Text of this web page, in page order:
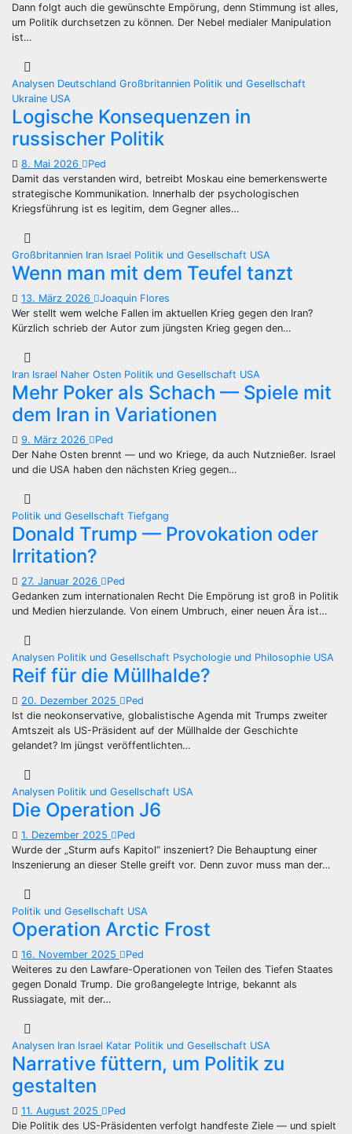
Dann folgt auch die gewünschte Empörung, denn Stimmung ist alles,
um Politik durchsetzen zu können. Der Nebel medialer Manipulation
ist…
Analysen Deutschland Großbritannien Politik und Gesellschaft
Ukraine USA
Logische Konsequenzen in
russischer Politik
8. Mai 2026
Ped
Damit das verstanden wird, betreibt Moskau eine bemerkenswerte
strategische Kommunikation. Innerhalb der psychologischen
Kriegsführung ist es legitim, dem Gegner alles…
Großbritannien Iran Israel Politik und Gesellschaft USA
Wenn man mit dem Teufel tanzt
13. März 2026
Joaquin Flores
Wer stellt wem welche Fallen im aktuellen Krieg gegen den Iran?
Kürzlich schrieb der Autor zum jüngsten Krieg gegen den…
Iran Israel Naher Osten Politik und Gesellschaft USA
Mehr Poker als Schach — Spiele mit
dem Iran in Variationen
9. März 2026
Ped
Der Nahe Osten brennt — und wo Kriege, da auch Nutznießer. Israel
und die USA haben den nächsten Krieg gegen…
Politik und Gesellschaft Tiefgang
Donald Trump — Provokation oder
Irritation?
27. Januar 2026
Ped
Gedanken zum internationalen Recht Die Empörung ist groß in Politik
und Medien hierzulande. Von einem Umbruch, einer neuen Ära ist…
Analysen Politik und Gesellschaft Psychologie und Philosophie USA
Reif für die Müllhalde?
20. Dezember 2025
Ped
Ist die neokonservative, globalistische Agenda mit Trumps zweiter
Amtszeit als US-Präsident auf der Müllhalde der Geschichte
gelandet? Im jüngst veröffentlichten…
Analysen Politik und Gesellschaft USA
Die Operation J6
1. Dezember 2025
Ped
Wurde der „Sturm aufs Kapitol“ inszeniert? Die Behauptung einer
Inszenierung an dieser Stelle greift vor. Denn zuvor muss man der…
Politik und Gesellschaft USA
Operation Arctic Frost
16. November 2025
Ped
Weiteres zu den Lawfare-Operationen von Teilen des Tiefen Staates
gegen Donald Trump. Die großangelegte Intrige, bekannt als
Russiagate, mit der…
Analysen Iran Israel Katar Politik und Gesellschaft USA
Narrative füttern, um Politik zu
gestalten
11. August 2025
Ped
Die Politik des US-Präsidenten verfolgt handfeste Ziele — und spielt